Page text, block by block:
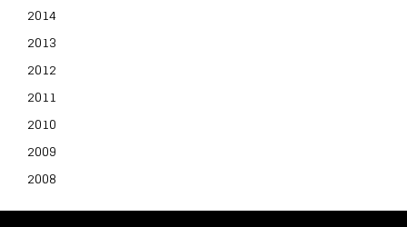
2014
2013
2012
2011
2010
2009
2008